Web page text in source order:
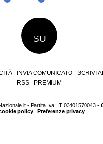
SU
INVIA COMUNICATO
SCRIVI
RSS
PREMIUM
- Partita Iva: IT 03401570043 -
policy| Preferenze privacy